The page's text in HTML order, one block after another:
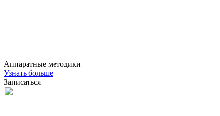
Аппаратные методики
Узнать больше
Записаться